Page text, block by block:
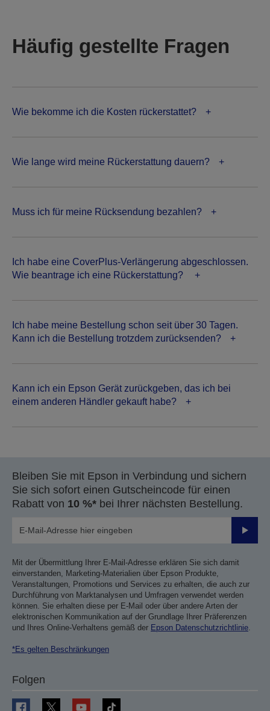
Häufig gestellte Fragen
Wie bekomme ich die Kosten rückerstattet?
Wie lange wird meine Rückerstattung dauern?
Muss ich für meine Rücksendung bezahlen?
Ich habe eine CoverPlus-Verlängerung abgeschlossen.
Wie beantrage ich eine Rückerstattung?
Ich habe meine Bestellung schon seit über 30 Tagen.
Kann ich die Bestellung trotzdem zurücksenden?
Kann ich ein Epson Gerät zurückgeben, das ich bei
einem anderen Händler gekauft habe?
Bleiben Sie mit Epson in Verbindung und sichern
Sie sich sofort einen Gutscheincode für einen
Rabatt von 10 %* bei Ihrer nächsten Bestellung.
Mit der Übermittlung Ihrer E-Mail-Adresse erklären Sie sich damit
einverstanden, Marketing-Materialien über Epson Produkte,
Veranstaltungen, Promotions und Services zu erhalten, die auch zur
Durchführung von Marktanalysen und Umfragen verwendet werden
können. Sie erhalten diese per E-Mail oder über andere Arten der
elektronischen Kommunikation auf der Grundlage Ihrer Präferenzen
und Ihres Online-Verhaltens gemäß der Epson Datenschutzrichtlinie.
*Es gelten Beschränkungen
Folgen